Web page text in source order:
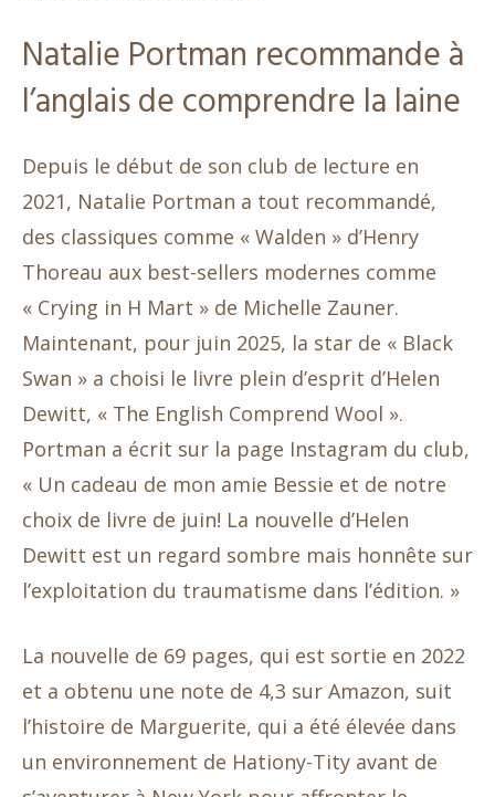
Natalie Portman recommande à
l’anglais de comprendre la laine
Depuis le début de son club de lecture en
2021, Natalie Portman a tout recommandé,
des classiques comme « Walden » d’Henry
Thoreau aux best-sellers modernes comme
« Crying in H Mart » de Michelle Zauner.
Maintenant, pour juin 2025, la star de « Black
Swan » a choisi le livre plein d’esprit d’Helen
Dewitt, « The English Comprend Wool ».
Portman a écrit sur la page Instagram du club,
« Un cadeau de mon amie Bessie et de notre
choix de livre de juin! La nouvelle d’Helen
Dewitt est un regard sombre mais honnête sur
l’exploitation du traumatisme dans l’édition. »
La nouvelle de 69 pages, qui est sortie en 2022
et a obtenu une note de 4,3 sur Amazon, suit
l’histoire de Marguerite, qui a été élevée dans
un environnement de Hationy-Tity avant de